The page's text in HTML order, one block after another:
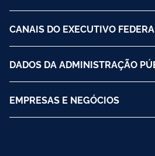
CANAIS DO EXECUTIVO
DADOS DA ADMINISTRAÇÃO
EMPRESAS E NEGÓCIOS